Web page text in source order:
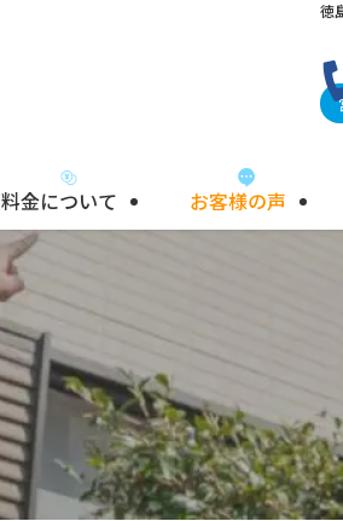
料金について お客様の声
徳